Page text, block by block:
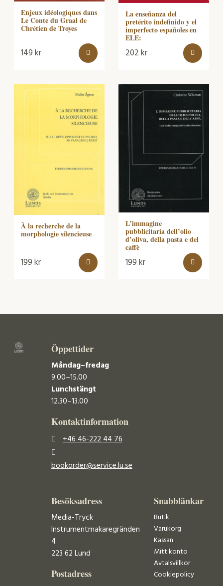
Enjeux idéologiques dans
Le Conte du Graal de
Chrétien de Troyes
149kr
La enseñanza del
pretérito indefinido y el
imperfecto españoles en
ELE:
202kr
À la recherche de la
morphologie silencieuse
199kr
L’immagine
pubblicitaria dell’olio
d’oliva, della pasta e del
caffè
199kr
Öppettider
Måndag–fredag
9.00–15.00
Lunchstängt
12.30–13.00
Kontaktinformation
+46 46-222 44 76
bookorder@service.lu.se
Besöksadress
Media-Tryck
Instrumentmakaregränden
4
223 62 Lund
Postadress
Snabblänkar
Butik
Varukorg
Kassan
Mitt konto
Avtalsvillkor
Cookiepolicy